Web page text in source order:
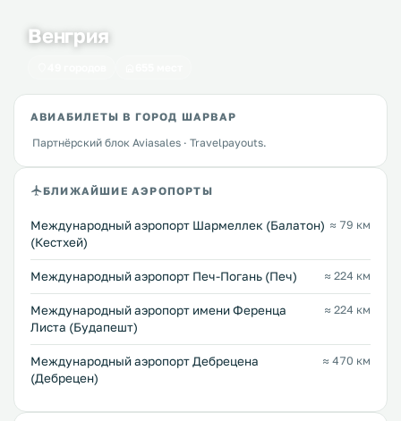
Венгрия
АВИАБИЛЕТЫ В ГОРОД ШАРВАР
Партнёрский блок Aviasales · Travelpayouts.
БЛИЖАЙШИЕ АЭРОПОРТЫ
Международный аэропорт Шармеллек (Балатон)
(Кестхей)
≈ 79 км
Международный аэропорт Печ-Погань (Печ) ≈ 224 км
Международный аэропорт имени Ференца
Листа (Будапешт)
≈ 224 км
Международный аэропорт Дебрецена
(Дебрецен)
≈ 470 км